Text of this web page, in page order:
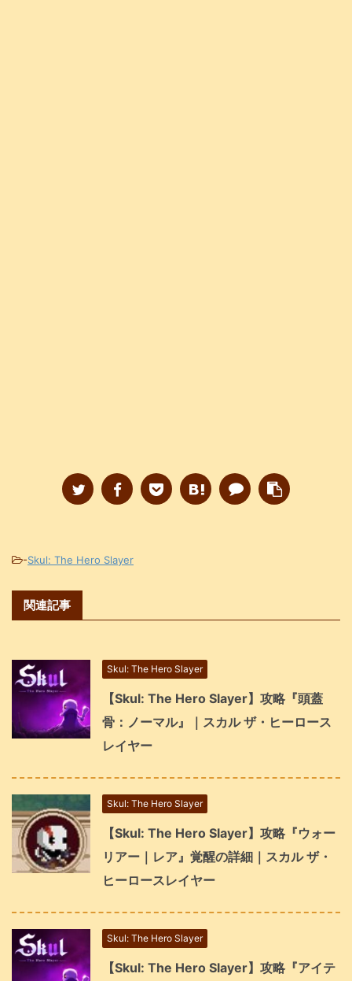
-Skul: The Hero Slayer
関連記事
Skul: The Hero Slayer
【Skul: The Hero Slayer】攻略『頭蓋
骨：ノーマル』｜スカル ザ・ヒーロース
レイヤー
Skul: The Hero Slayer
【Skul: The Hero Slayer】攻略『ウォー
リアー｜レア』覚醒の詳細｜スカル ザ・
ヒーロースレイヤー
Skul: The Hero Slayer
【Skul: The Hero Slayer】攻略『アイテ